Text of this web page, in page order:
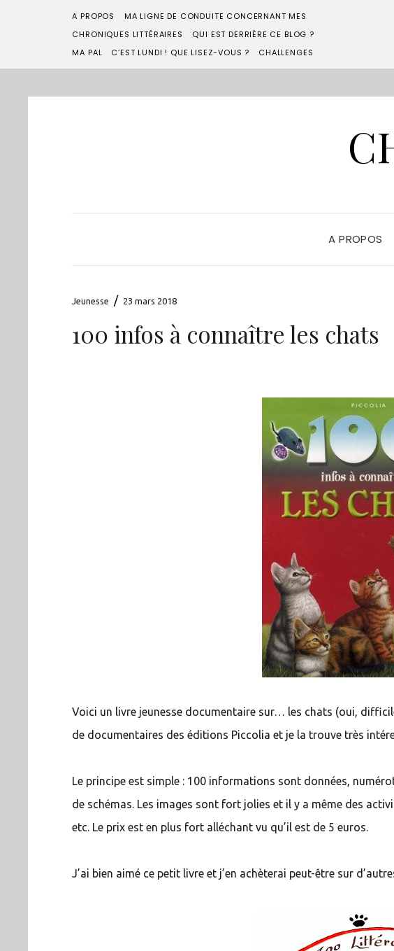
A PROPOS
MA LIGNE DE CONDUITE CONCERNANT MES
CHRONIQUES LITTÉRAIRES
QUI EST DERRIÈRE CE BLOG ?
MA PAL
C’EST LUNDI ! QUE LISEZ-VOUS ? CHALLENGES
A PROPOS
Jeunesse / 23 mars 2018
100 infos à connaître les chats
Voici un livre jeunesse documentaire sur… les chats (oui,
de documentaires des éditions Piccolia et je la trouve très
Le principe est simple : 100 informations sont données,
de schémas. Les images sont fort jolies et il y a même des
etc. Le prix est en plus fort alléchant vu qu’il est de 5 euros.
J’ai bien aimé ce petit livre et j’en achèterai peut-être sur